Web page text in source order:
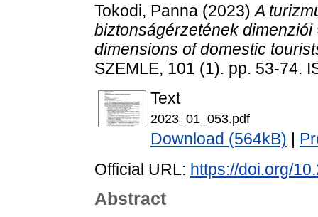
Tokodi, Panna (2023)A
biztonságérzetének
dimensions of domestic
SZEMLE, 101 (1). pp. 53-74.
Text
2023_01_053.pdf
Download (564kB)
Official URL: https://doi.org/
Abstract